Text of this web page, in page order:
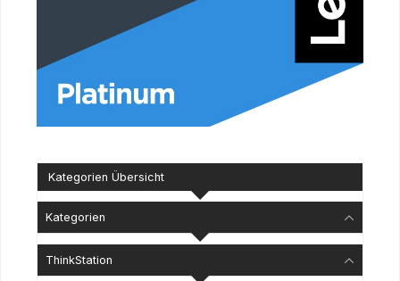
Kategorien Übersicht
Kategorien
ThinkStation